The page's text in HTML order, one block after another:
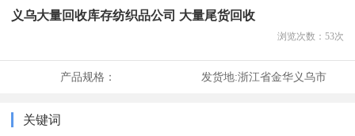
义乌大量回收库存纺织品公司 大量尾货回收
浏览次数： 53次
产品规格： 发货地:浙江省金华义乌市
关键词